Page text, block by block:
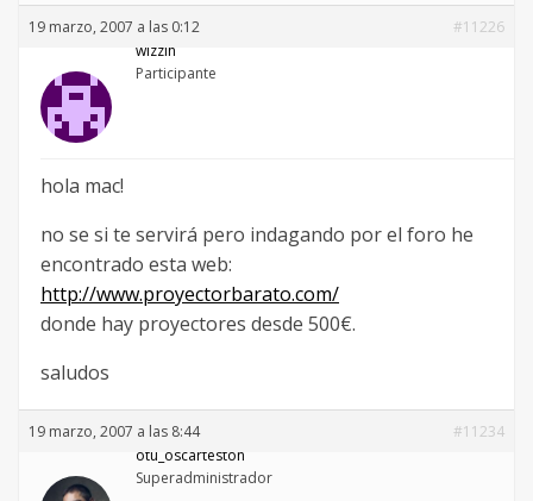
19 marzo, 2007 a las 0:12
#11226
wizzih
Participante
hola mac!
no se si te servirá pero indagando por el foro he
encontrado esta web:
http://www.proyectorbarato.com/
donde hay proyectores desde 500€.
saludos
19 marzo, 2007 a las 8:44
#11234
otu_oscarteston
Superadministrador